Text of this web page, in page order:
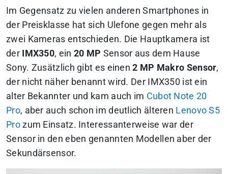
Im Gegensatz zu vielen anderen Smartphones in
der Preisklasse hat sich Ulefone gegen mehr als
zwei Kameras entschieden. Die Hauptkamera ist
derIMX350, ein 20 MP Sensor aus dem Hause
Sony. Zusätzlich gibt es einen2 MP Makro Sensor,
der nicht näher benannt wird. Der IMX350 ist ein
alter Bekannter und kam auch im Cubot Note 20
Pro, aber auch schon im deutlich älteren Lenovo S5
Prozum Einsatz. Interessanterweise war der
Sensor in den eben genannten Modellen aber der
Sekundärsensor.